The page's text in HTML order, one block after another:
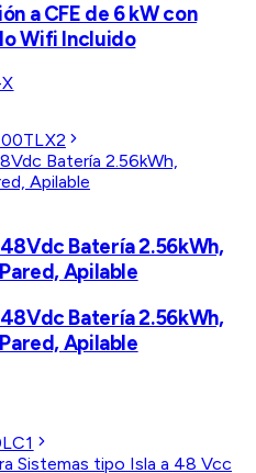
a CFE de 6 kW con
Wifi Incluido
Batería 2.56kWh,
Apilable
Batería 2.56kWh,
Apilable